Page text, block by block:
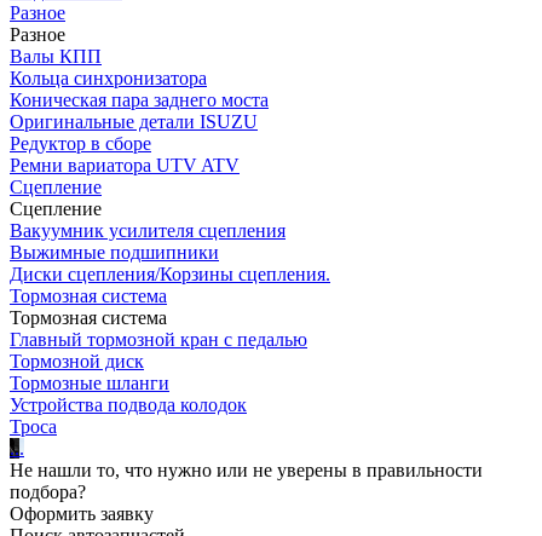
Разное
Разное
Валы КПП
Кольца синхронизатора
Коническая пара заднего моста
Оригинальные детали ISUZU
Редуктор в сборе
Ремни вариатора UTV ATV
Сцепление
Сцепление
Вакуумник усилителя сцепления
Выжимные подшипники
Диски сцепления/Корзины сцепления.
Тормозная система
Тормозная система
Главный тормозной кран с педалью
Тормозной диск
Тормозные шланги
Устройства подвода колодок
Троса
...
Не нашли то, что нужно или не уверены в правильности
подбора?
Оформить заявку